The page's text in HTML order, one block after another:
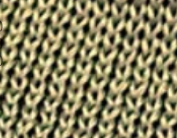
篇文章
1 篇文章
1 篇文章
5 篇文章
篇文章
篇文章
篇文章
篇文章